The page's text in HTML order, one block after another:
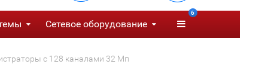
Сетевое оборудование
6
с 128 каналами 32 Мп